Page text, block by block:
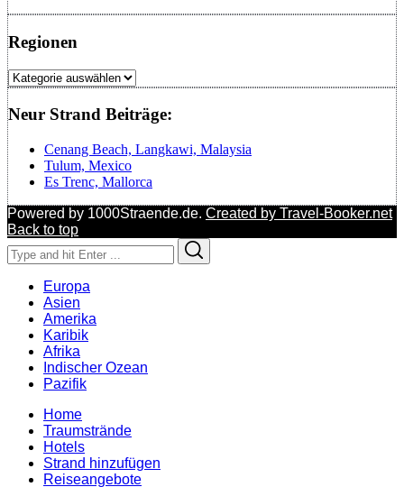
Regionen
Regionen
Neur Strand Beiträge:
Cenang Beach, Langkawi, Malaysia
Tulum, Mexico
Es Trenc, Mallorca
Powered by 1000Straende.de. Created by Travel-Booker.net
Back to top
Search
for:
Europa
Asien
Amerika
Karibik
Afrika
Indischer Ozean
Pazifik
Home
Traumstrände
Hotels
Strand hinzufügen
Reiseangebote